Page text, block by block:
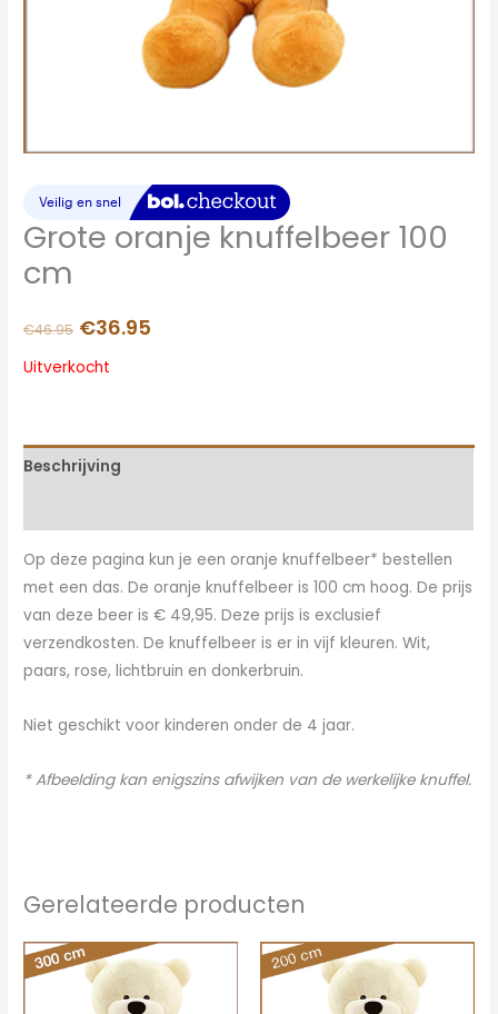
Grote oranje knuffelbeer 100
cm
€46.95 €36.95
Uitverkocht
Beschrijving
Op deze pagina kun je een oranje knuffelbeer* bestellen
met een das. De oranje knuffelbeer is 100 cm hoog. De prijs
van deze beer is € 49,95. Deze prijs is exclusief
verzendkosten. De knuffelbeer is er in vijf kleuren. Wit,
paars, rose, lichtbruin en donkerbruin.
Niet geschikt voor kinderen onder de 4 jaar.
* Afbeelding kan enigszins afwijken van de werkelijke knuffel.
Gerelateerde producten
Oorspronkelijke
prijs
was:
€265.00.
Huidige
prijs
is:
€218.00.
Oorspronkelijke
prijs
was:
€145.00.
Huidige
prijs
is:
€118.00.